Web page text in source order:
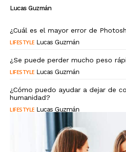
Lucas Guzmán
¿Cuál es el mayor error de
LIFESTYLE Lucas Guzmán
¿Se puede perder mucho peso
LIFESTYLE Lucas Guzmán
¿Cómo puedo ayudar a dejar de
humanidad?
LIFESTYLE Lucas Guzmán